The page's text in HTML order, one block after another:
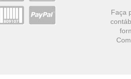
Faça